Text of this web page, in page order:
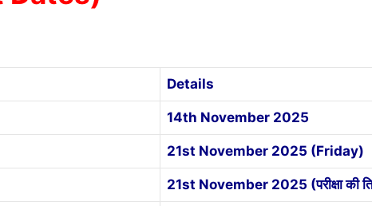
Details
14th November 2025
21st November 2025 (Friday)
21st November 2025 (परीक्षा की